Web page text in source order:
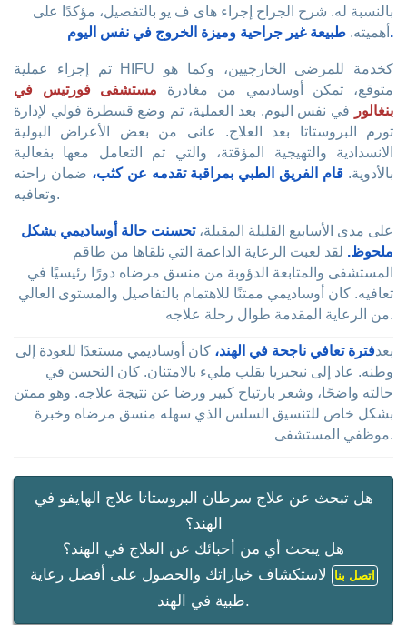
بالنسبة له. شرح الجراح إجراء هاى ف يو بالتفصيل، مؤكدًا على
أهميته. طبيعة غير جراحية وميزة الخروج في نفس اليوم.
تم إجراء عملية HIFU كخدمة للمرضى الخارجيين، وكما هو
متوقع، تمكن أوساديمي من مغادرة مستشفى فورتيس في
بنغالور في نفس اليوم. بعد العملية، تم وضع قسطرة فولي لإدارة
تورم البروستاتا بعد العلاج. عانى من بعض الأعراض البولية
الانسدادية والتهيجية المؤقتة، والتي تم التعامل معها بفعالية
بالأدوية. قام الفريق الطبي بمراقبة تقدمه عن كثب، ضمان راحته
وتعافيه.
على مدى الأسابيع القليلة المقبلة،تحسنت حالة أوساديمي بشكل
ملحوظ. لقد لعبت الرعاية الداعمة التي تلقاها من طاقم
المستشفى والمتابعة الدؤوبة من منسق مرضاه دورًا رئيسيًا في
تعافيه. كان أوساديمي ممتنًا للاهتمام بالتفاصيل والمستوى العالي
من الرعاية المقدمة طوال رحلة علاجه.
بعدفترة تعافي ناجحة في الهند، كان أوساديمي مستعدًا للعودة إلى
وطنه. عاد إلى نيجيريا بقلب مليء بالامتنان. كان التحسن في
حالته واضحًا، وشعر بارتياح كبير ورضا عن نتيجة علاجه. وهو ممتن
بشكل خاص للتنسيق السلس الذي سهله منسق مرضاه وخبرة
موظفي المستشفى.
هل تبحث عن علاج سرطان البروستاتا علاج الهايفو في
الهند؟
هل يبحث أي من أحبائك عن العلاج في الهند؟
اتصل بنا
لاستكشاف خياراتك والحصول على أفضل رعاية
طبية في الهند.